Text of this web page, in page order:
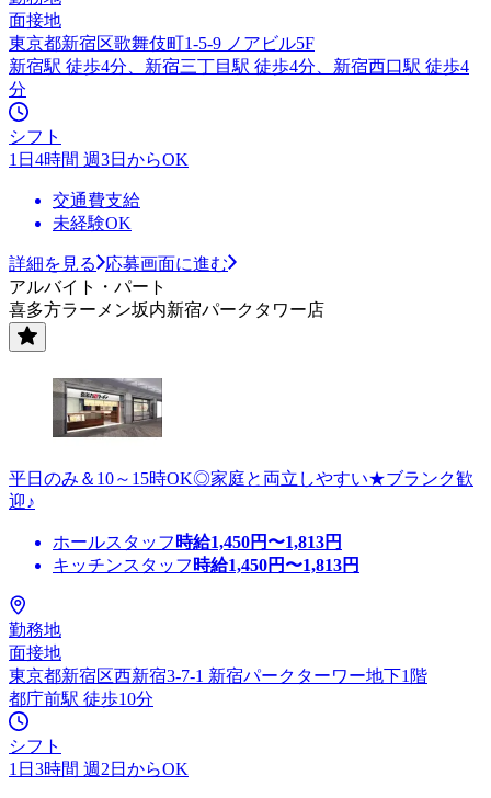
面接地
東京都新宿区歌舞伎町1-5-9 ノアビル5F
新宿駅 徒歩4分、新宿三丁目駅 徒歩4分、新宿西口駅 徒歩4
分
シフト
1日4時間 週3日からOK
交通費支給
未経験OK
詳細を見る
応募画面に進む
アルバイト・パート
喜多方ラーメン坂内新宿パークタワー店
平日のみ＆10～15時OK◎家庭と両立しやすい★ブランク歓
迎♪
ホールスタッフ 時給1,450円〜1,813円
キッチンスタッフ 時給1,450円〜1,813円
勤務地
面接地
東京都新宿区西新宿3-7-1 新宿パークターワー地下1階
都庁前駅 徒歩10分
シフト
1日3時間 週2日からOK